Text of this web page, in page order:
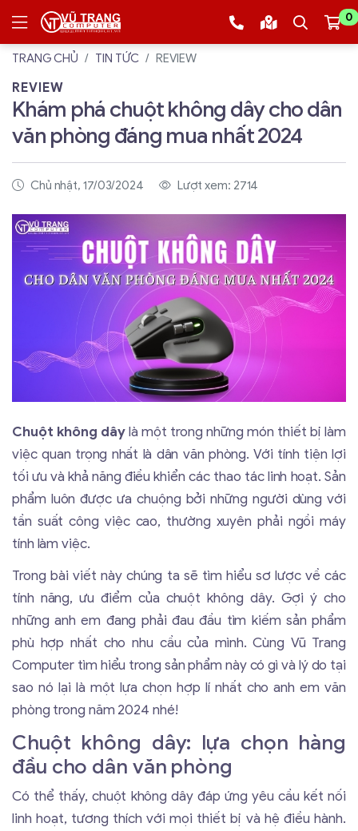
0
TRANG CHỦ TIN TỨC REVIEW
REVIEW
Khám phá chuột không dây cho dân
văn phòng đáng mua nhất 2024
Chủ nhật, 17/03/2024 Lượt xem: 2714
Chuột không dâylà một trong những món thiết bị làm
việc quan trọng nhất là dân văn phòng. Với tính tiện lợi
tối ưu và khả năng điều khiển các thao tác linh hoạt. Sản
phẩm luôn được ưa chuộng bởi những người dùng với
tần suất công việc cao, thường xuyên phải ngồi máy
tính làm việc.
Trong bài viết này chúng ta sẽ tìm hiểu sơ lược về các
tính năng, ưu điểm của chuột không dây. Gợi ý cho
những anh em đang phải đau đầu tìm kiếm sản phẩm
phù hợp nhất cho nhu cầu của mình. Cùng Vũ Trang
Computer tìm hiểu trong sản phẩm này có gì và lý do tại
sao nó lại là một lựa chọn hợp lí nhất cho anh em văn
phòng trong năm 2024 nhé!
Chuột không dây: lựa chọn hàng
đầu cho dân văn phòng
Có thể thấy, chuột không dây đáp ứng yêu cầu kết nối
linh hoạt, tương thích với mọi thiết bị và hệ điều hành.